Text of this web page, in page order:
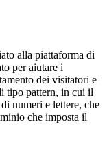
alla piattaforma di
per aiutare i
dei visitatori e
tipo pattern, in cui il
numeri e lettere, che
che imposta il